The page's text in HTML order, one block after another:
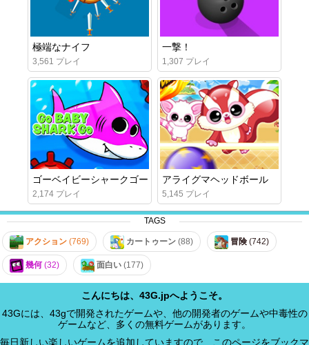
極端なナイフ
3,561 プレイ
一撃！
1,307 プレイ
ゴーベイビーシャークゴー
2,174 プレイ
アライグマヘッドボール
5,145 プレイ
TAGS
アクション (769) カートゥーン (88) 冒険 (742)
幾何(32) 面白い (177)
こんにちは、43G.jpへようこそ。
43Gには、43gで開発されたゲームや、他の開発者のゲームや中毒性の
ゲームなど、多くの無料ゲームがあります。
毎日新しい楽しいゲームを追加していますので、このページをブックマ